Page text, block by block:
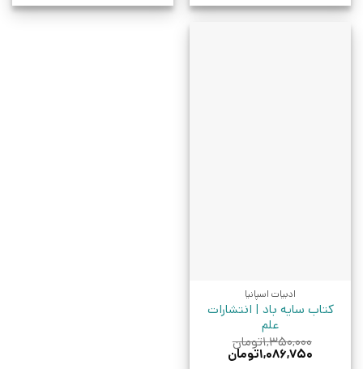
ادبیات اسپانیا
کتاب سایه باد | انتشارات
علم
۱,۳۵۰,۰۰۰تومان
قیمت
۱,۰۸۶,۷۵۰تومان